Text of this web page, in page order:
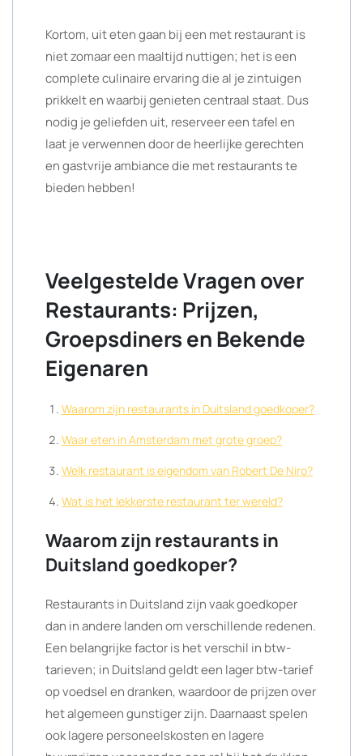
Kortom, uit eten gaan bij een met restaurant is
niet zomaar een maaltijd nuttigen; het is een
complete culinaire ervaring die al je zintuigen
prikkelt en waarbij genieten centraal staat. Dus
nodig je geliefden uit, reserveer een tafel en
laat je verwennen door de heerlijke gerechten
en gastvrije ambiance die met restaurants te
bieden hebben!
Veelgestelde Vragen over
Restaurants: Prijzen,
Groepsdiners en Bekende
Eigenaren
Waarom zijn restaurants in Duitsland goedkoper?
Waar eten in Amsterdam met grote groep?
Welk restaurant is eigendom van Robert De Niro?
Wat is het lekkerste restaurant ter wereld?
Waarom zijn restaurants in
Duitsland goedkoper?
Restaurants in Duitsland zijn vaak goedkoper
dan in andere landen om verschillende redenen.
Een belangrijke factor is het verschil in btw-
tarieven; in Duitsland geldt een lager btw-tarief
op voedsel en dranken, waardoor de prijzen over
het algemeen gunstiger zijn. Daarnaast spelen
ook lagere personeelskosten en lagere